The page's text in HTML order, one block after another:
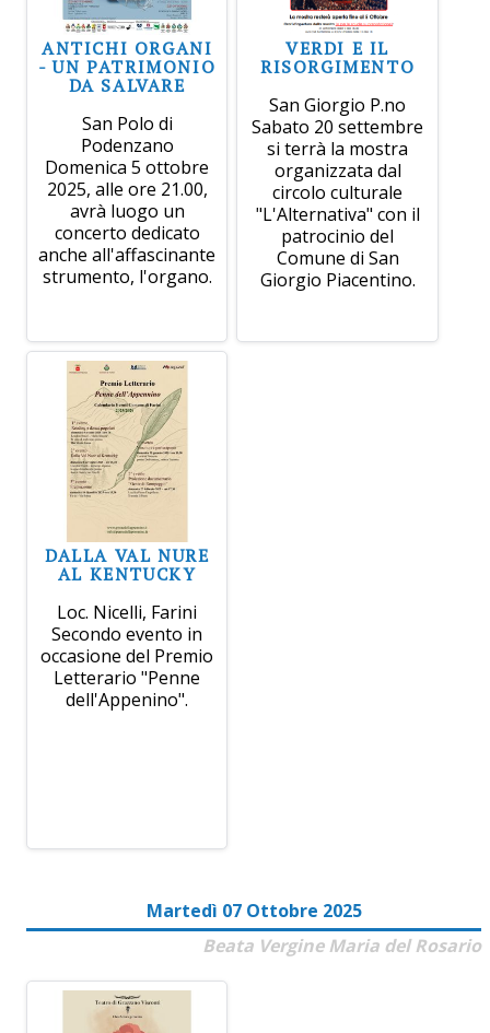
ANTICHI ORGANI
- UN PATRIMONIO
DA SALVARE
San Polo di
Podenzano
Domenica 5 ottobre
2025, alle ore 21.00,
avrà luogo un
concerto dedicato
anche all'affascinante
strumento, l'organo.
VERDI E IL
RISORGIMENTO
San Giorgio P.no
Sabato 20 settembre
si terrà la mostra
organizzata dal
circolo culturale
"L'Alternativa" con il
patrocinio del
Comune di San
Giorgio Piacentino.
DALLA VAL NURE
AL KENTUCKY
Loc. Nicelli, Farini
Secondo evento in
occasione del Premio
Letterario "Penne
dell'Appenino".
Martedì 07 Ottobre 2025
Beata Vergine Maria del Rosario